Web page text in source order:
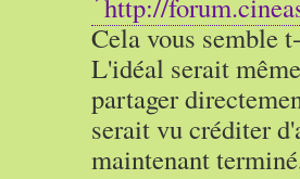
http://
Cela vous semble
L'idéal serait
partager
serait vu créditer
maintenant